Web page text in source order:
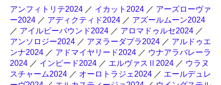
アンフィトリテ2024 ／ イカット2024 ／ アーズローヴァ
ー2024 ／ アディクティド2024 ／ アズールムーン2024
／ アイルビーバウンド2024 ／ アロマドゥルセ2024 ／
アンソロジー2024 ／ アヌラーダプラ2024 ／ アルドゥエ
ンナ2024 ／ アドマイヤリード2024 ／ ウナアラバレーラ
2024 ／ インピード2024 ／ エルヴァスⅡ2024 ／ ウラヌ
スチャーム2024 ／ オーロトラジェ2024 ／ エールデュレ